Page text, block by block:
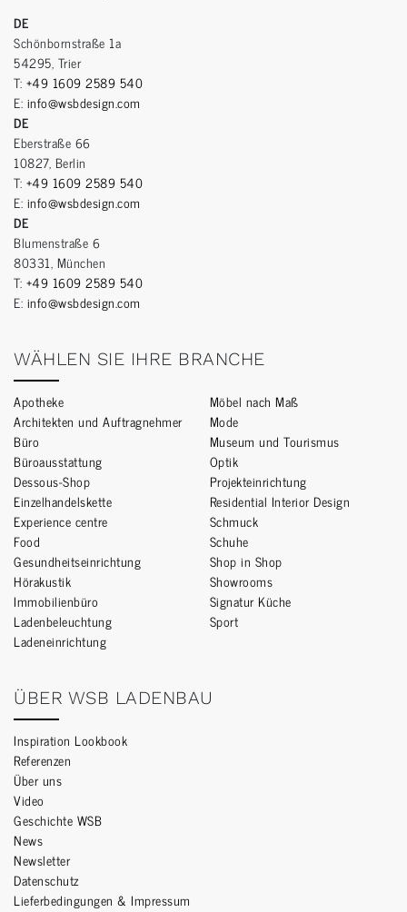
DE
Schönbornstraße 1a
54295, Trier
T: +49 1609 2589 540
E: info@wsbdesign.com
DE
Eberstraße 66
10827, Berlin
T: +49 1609 2589 540
E: info@wsbdesign.com
DE
Blumenstraße 6
80331, München
T: +49 1609 2589 540
E: info@wsbdesign.com
WÄHLEN SIE IHRE BRANCHE
Apotheke
Architekten und Auftragnehmer
Büro
Büroausstattung
Dessous-Shop
Einzelhandelskette
Experience centre
Food
Gesundheitseinrichtung
Hörakustik
Immobilienbüro
Ladenbeleuchtung
Ladeneinrichtung
Möbel nach Maß
Mode
Museum und Tourismus
Optik
Projekteinrichtung
Residential Interior Design
Schmuck
Schuhe
Shop in Shop
Showrooms
Signatur Küche
Sport
ÜBER WSB LADENBAU
Inspiration Lookbook
Referenzen
Über uns
Video
Geschichte WSB
News
Newsletter
Datenschutz
Lieferbedingungen & Impressum